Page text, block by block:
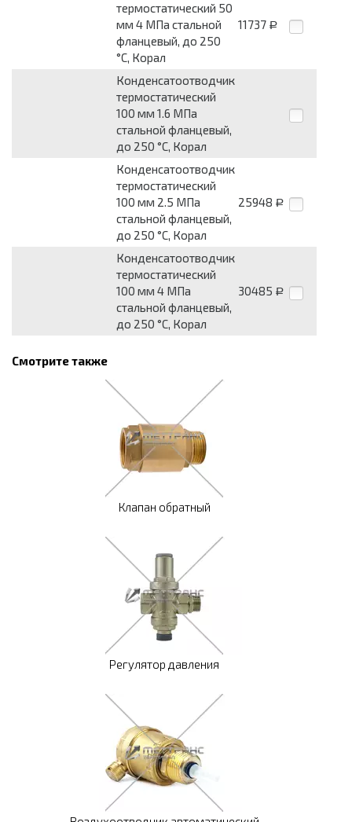
термостатический 50
мм 4 МПа стальной
фланцевый, до 250
°С, Корал
11737 Р
Конденсатоотводчик
термостатический
100 мм 1.6 МПа
стальной фланцевый,
до 250 °С, Корал
Конденсатоотводчик
термостатический
100 мм 2.5 МПа
стальной фланцевый,
до 250 °С, Корал
25948 Р
Конденсатоотводчик
термостатический
100 мм 4 МПа
стальной фланцевый,
до 250 °С, Корал
30485 Р
Смотрите также
Клапан обратный
Регулятор давления